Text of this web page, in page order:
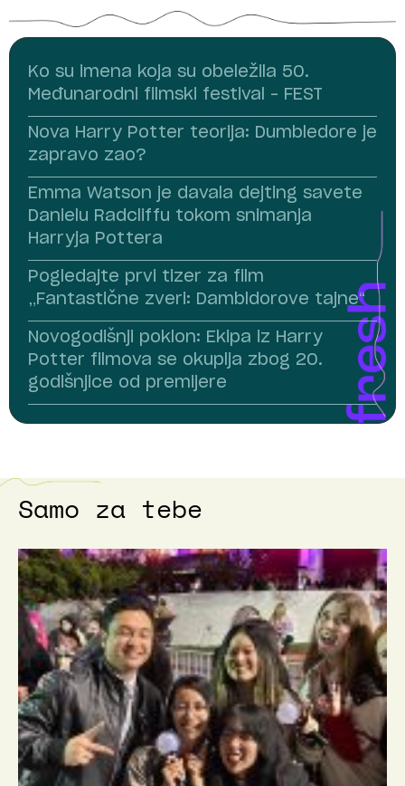
Ko su imena koja su obeležila 50.
Međunarodni filmski festival – FEST
Nova Harry Potter teorija: Dumbledore je
zapravo zao?
Emma Watson je davala dejting savete
Danielu Radcliffu tokom snimanja
Harryja Pottera
Pogledajte prvi tizer za film
„Fantastične zveri: Dambldorove tajne“
Novogodišnji poklon: Ekipa iz Harry
Potter filmova se okuplja zbog 20.
godišnjice od premijere
Samo za tebe